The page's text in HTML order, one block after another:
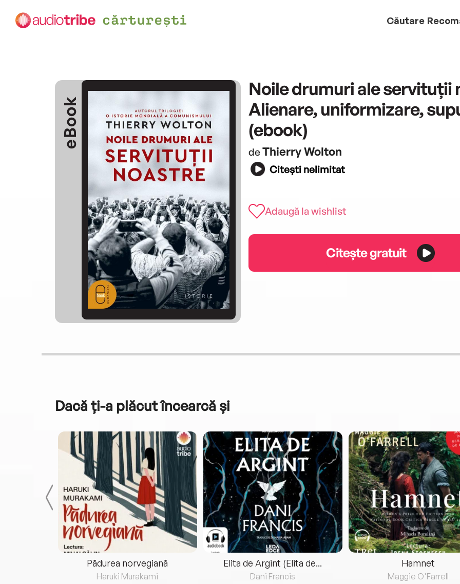
Căutare
eBook
Noile drumuri ale servituții
Alienare, uniformizare,
(ebook)
de Thierry Wolton
Citești nelimitat
Adaugă la wishlist
Citește gratuit
Dacă ți-a plăcut încearcă și
Pădurea norvegiană
Haruki Murakami
Elita de Argint (Elita de...
Dani Francis
Hamnet
Maggie O'Farrell